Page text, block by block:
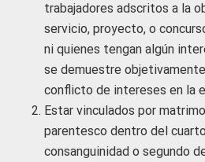
trabajadores adscritos a la
servicio, proyecto, o
ni quienes tengan algún
se demuestre
conflicto de intereses en la
Estar vinculados por
parentesco dentro del
consanguinidad o segundo